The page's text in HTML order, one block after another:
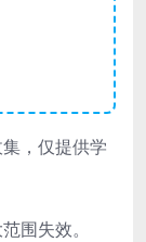
，仅提供学
围失效。